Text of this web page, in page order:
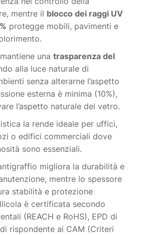
mentre il blocco dei raggi UV
protegge mobili, pavimenti e
unatrasparenza del
alla luce naturale di
senza alterarne l’aspetto
esterna è minima (10%),
l’aspetto naturale del vetro.
la rende ideale per uffici,
o edifici commerciali dove
sono essenziali.
migliora la durabilità e
mentre lo spessore
stabilità e protezione
è certificata secondo
(REACH e RoHS), EPD di
rispondente ai CAM (Criteri